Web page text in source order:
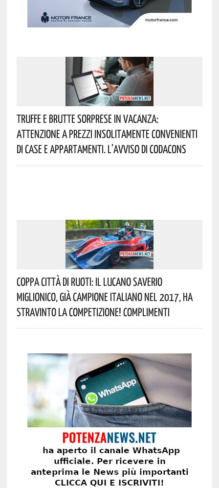
Truffe E Brutte Sorprese In Vacanza:
Attenzione A Prezzi Insolitamente Convenienti
Di Case E Appartamenti. L’avviso Di Codacons
Coppa Città Di Ruoti: Il Lucano Saverio
Miglionico, Già Campione Italiano Nel 2017, Ha
Stravinto La Competizione! Complimenti